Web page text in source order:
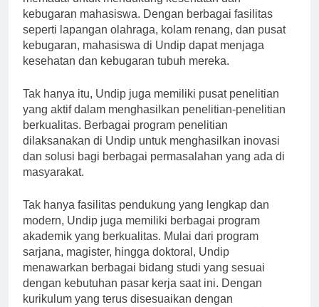
kebugaran mahasiswa. Dengan berbagai fasilitas
seperti lapangan olahraga, kolam renang, dan pusat
kebugaran, mahasiswa di Undip dapat menjaga
kesehatan dan kebugaran tubuh mereka.
Tak hanya itu, Undip juga memiliki pusat penelitian
yang aktif dalam menghasilkan penelitian-penelitian
berkualitas. Berbagai program penelitian
dilaksanakan di Undip untuk menghasilkan inovasi
dan solusi bagi berbagai permasalahan yang ada di
masyarakat.
Tak hanya fasilitas pendukung yang lengkap dan
modern, Undip juga memiliki berbagai program
akademik yang berkualitas. Mulai dari program
sarjana, magister, hingga doktoral, Undip
menawarkan berbagai bidang studi yang sesuai
dengan kebutuhan pasar kerja saat ini. Dengan
kurikulum yang terus disesuaikan dengan